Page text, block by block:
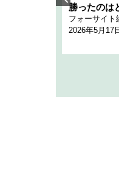
勝ったのは
フォーサイト
2026年5月17